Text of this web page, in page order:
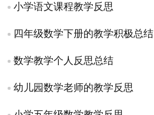
小学语文课程教学反思
四年级数学下册的教学积极总结
数学教学个人反思总结
幼儿园数学老师的教学反思